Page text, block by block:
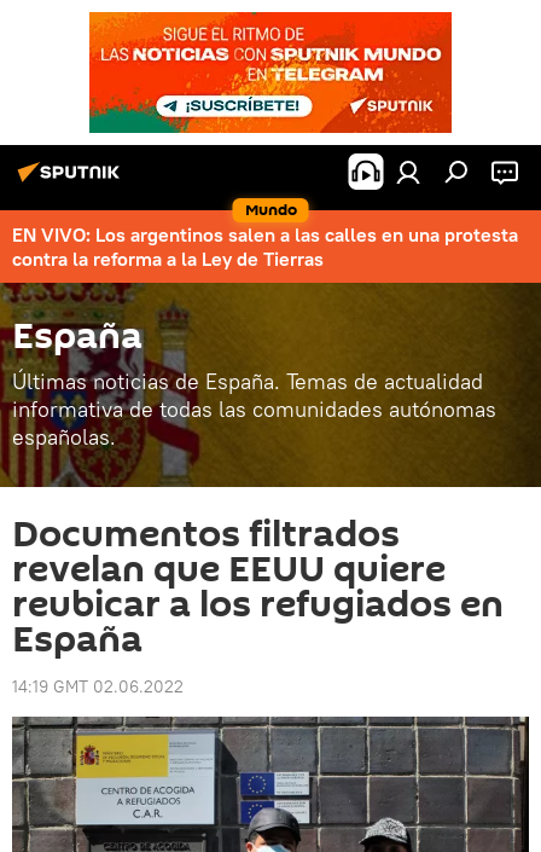
Mundo
EN VIVO: Los argentinos salen a las calles en una protesta
contra la reforma a la Ley de Tierras
España
Últimas noticias de España. Temas de actualidad
informativa de todas las comunidades autónomas
españolas.
Documentos filtrados
revelan que EEUU quiere
reubicar a los refugiados en
España
14:19 GMT 02.06.2022